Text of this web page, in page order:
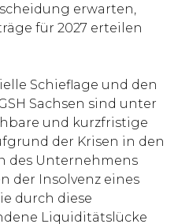
erwarten,
für 2027 erteilen
Schieflage und den
Sachsen sind unter
und kurzfristige
der Krisen in den
des Unternehmens
der Insolvenz eines
durch diese
Liquiditätslücke